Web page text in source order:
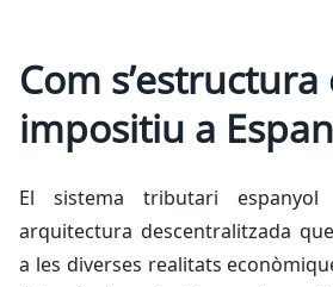
Com
impositiu a
El sistema tributari
arquitectura descentralitzada
a les diverses realitats